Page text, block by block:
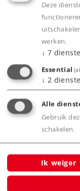
Art.-No. 20230
Märklin
15,49 €
Spoor H0 Rails
Deze
werken.
↓ 7
Essential
↓ 2
Alle
Gebruik
schakelen.
Ik weiger